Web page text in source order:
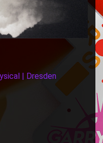
| Dresden